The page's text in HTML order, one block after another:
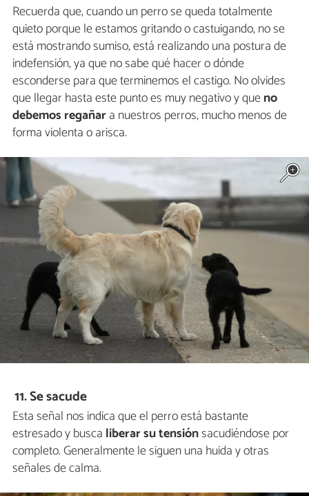
Recuerda que, cuando un perro se queda totalmente
quieto porque le estamos gritando o castuigando, no se
está mostrando sumiso, está realizando una postura de
indefensión, ya que no sabe qué hacer o dónde
esconderse para que terminemos el castigo. No olvides
que llegar hasta este punto es muy negativo y queno
debemos regañara nuestros perros, mucho menos de
forma violenta o arisca.
11. Se sacude
Esta señal nos indica que el perro está bastante
estresado y busca liberar su tensiónsacudiéndose por
completo. Generalmente le siguen una huida y otras
señales de calma.